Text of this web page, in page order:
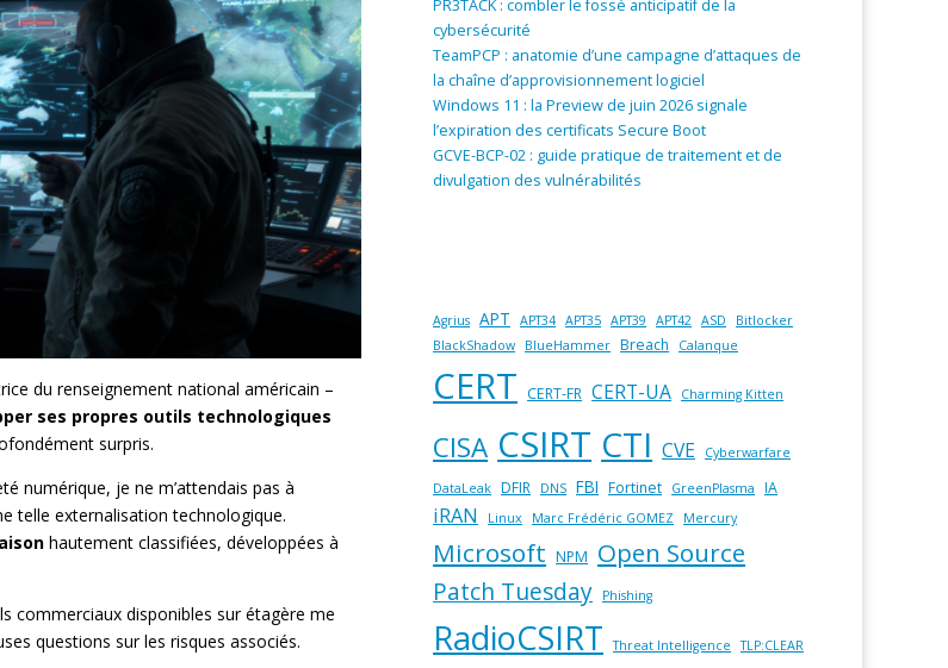
du renseignement national américain –
ses propres outils technologiques
surpris.
numérique, je ne m’attendais pas à
telle externalisation technologique.
hautement classifiées, développées à
commerciaux disponibles sur étagère me
questions sur les risques associés.
PR3TACK : combler le fossé anticipatif de la
cybersécurité
TeamPCP : anatomie d’une campagne d’attaques de
la chaîne d’approvisionnement logiciel
Windows 11 : la Preview de juin 2026 signale
l’expiration des certificats Secure Boot
GCVE-BCP-02 : guide pratique de traitement et de
divulgation des vulnérabilités
Agrius APT APT34 APT35 APT39 APT42 ASD
Bitlocker
BlackShadow
BlueHammer Breach Calanque
CERT CERT-FR CERT-UA Charming Kitten
CISA CSIRT CTI CVE Cyberwarfare
DataLeak DFIR DNS FBI Fortinet GreenPlasma IA
iRAN Linux Marc Frédéric GOMEZ Mercury
Microsoft NPM Open Source
Patch Tuesday Phishing
RadioCSIRT Threat Intelligence TLP:CLEAR